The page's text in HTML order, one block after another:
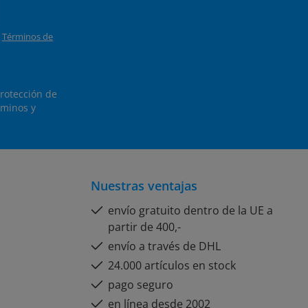
Términos de
de
y
Nuestras ventajas
envío gratuito dentro de la UE a
partir de 400,-
envío a través de DHL
24.000 artículos en stock
pago seguro
en línea desde 2002